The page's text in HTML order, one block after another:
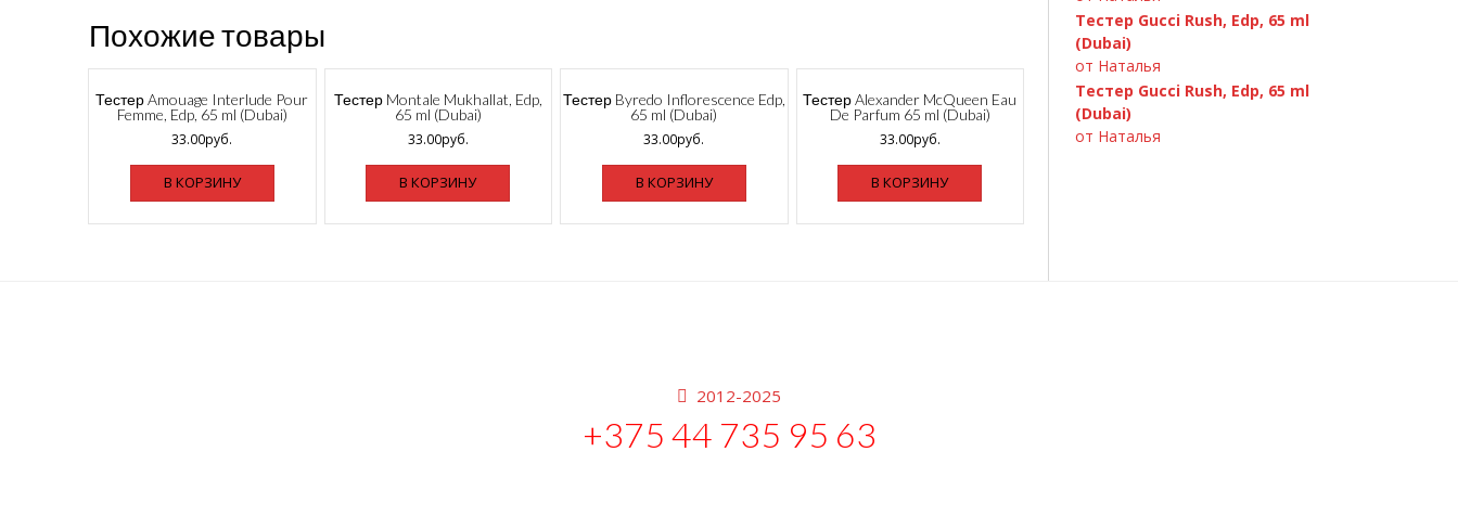
Похожие товары
Тестер Amouage Interlude Pour
Femme, Edp, 65 ml (Dubai)
33.00руб.
В КОРЗИНУ
Тестер Montale Mukhallat, Edp,
65 ml (Dubai)
33.00руб.
В КОРЗИНУ
Тестер Byredo Inflorescence Edp,
65 ml (Dubai)
33.00руб.
В КОРЗИНУ
Тестер Alexander McQueen Eau
De Parfum 65 ml (Dubai)
33.00руб.
В КОРЗИНУ
Тестер Gucci Rush, Edp, 65 ml
(Dubai)
от Наталья
Тестер Gucci Rush, Edp, 65 ml
(Dubai)
от Наталья
2012-2025
+375 44 735 95 63